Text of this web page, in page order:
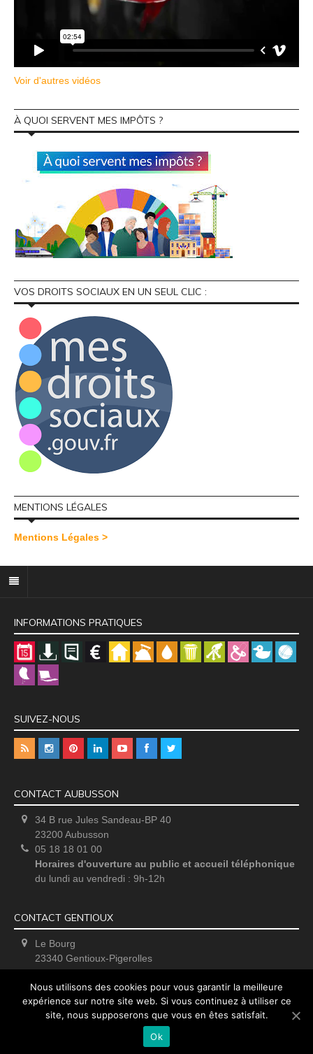
Voir d'autres vidéos
À QUOI SERVENT MES IMPÔTS ?
VOS DROITS SOCIAUX EN UN SEUL CLIC :
MENTIONS LÉGALES
Mentions Légales >
INFORMATIONS PRATIQUES
SUIVEZ-NOUS
CONTACT AUBUSSON
34 B rue Jules Sandeau-BP 40
23200 Aubusson
05 18 18 01 00
Horaires d'ouverture au public et accueil téléphonique
du lundi au vendredi : 9h-12h
CONTACT GENTIOUX
Le Bourg
23340 Gentioux-Pigerolles
Nous utilisons des cookies pour vous garantir la meilleure
expérience sur notre site web. Si vous continuez à utiliser ce
site, nous supposerons que vous en êtes satisfait.
Ok